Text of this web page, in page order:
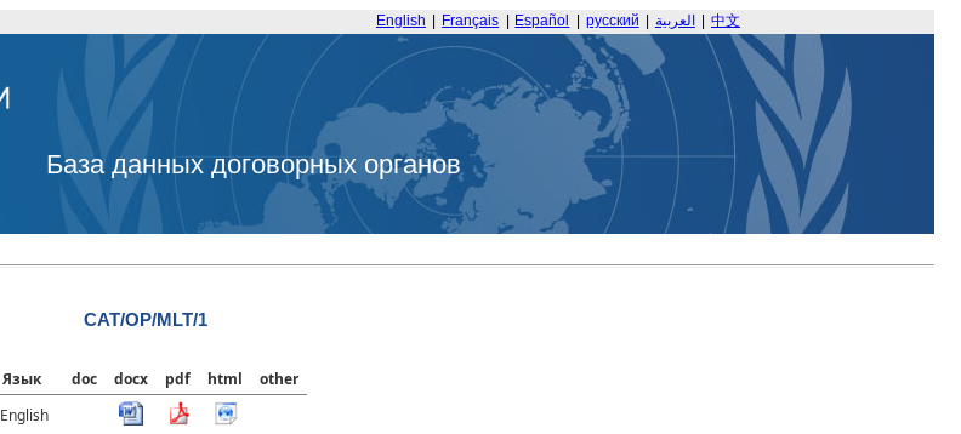
English Français Español русский العربية 中文
База данных договорных органов
CAT/OP/MLT/1
Язык doc docx pdf html
other
English